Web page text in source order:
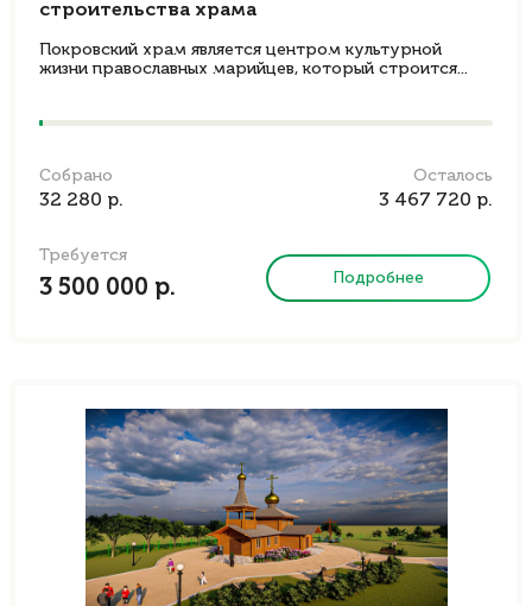
строительства храма
Покровский храм является центром культурной
жизни православных марийцев, который строится...
Собрано
32 280 р.
Осталось
3 467 720 р.
Требуется
3 500 000 р. Подробнее